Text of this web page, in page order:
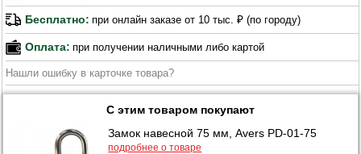
Бесплатно: при онлайн заказе от 10 тыс. ₽ (по городу)
Оплата: при получении наличными либо картой
Нашли ошибку в карточке товара?
С этим товаром покупают
Замок навесной 75 мм, Avers PD-01-75
подробнее о товаре